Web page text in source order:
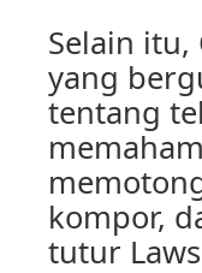
Selain
yang
tentang
kompor,
tutur